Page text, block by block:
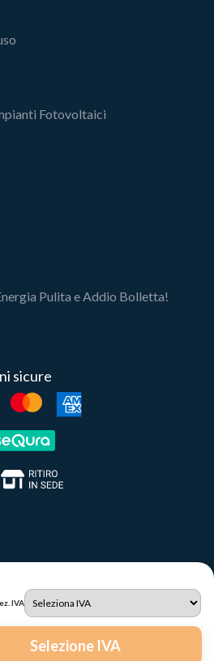
IVA
Selezione IVA
Fotovoltaici
Pulita e Addio Bolletta!
sicure
del Sole Srl - P.IVA IT12731330960
alla privacy